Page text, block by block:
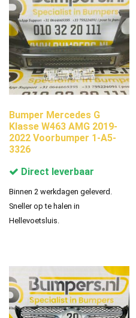
Bumper Mercedes G
Klasse W463 AMG 2019-
2022 Voorbumper 1-A5-
3326
Direct leverbaar
Binnen 2 werkdagen geleverd.
Sneller op te halen in
Hellevoetsluis.